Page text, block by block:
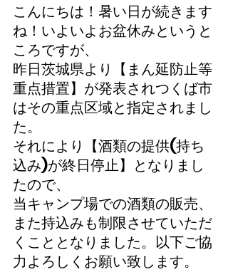
こんにちは！暑い日が続きます
ね！いよいよお盆休みというと
ころですが、
昨日茨城県より【まん延防止等
重点措置】が発表されつくば市
はその重点区域と指定されまし
た。
それにより【酒類の提供(持ち
込み)が終日停止】となりまし
たので、
当キャンプ場での酒類の販売、
また持込みも制限させていただ
くこととなりました。以下ご協
力よろしくお願い致します。